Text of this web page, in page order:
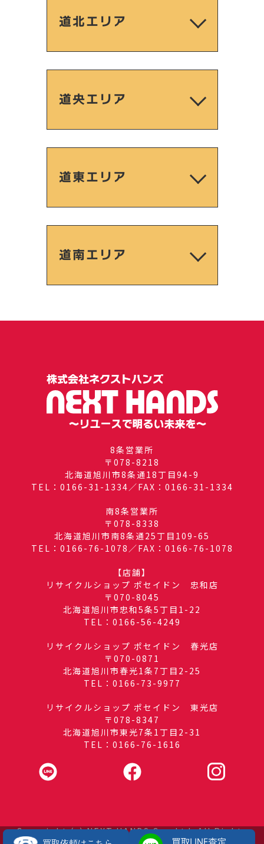
道北エリア
道央エリア
道東エリア
道南エリア
8条営業所
〒078-8218
北海道旭川市8条通18丁目94-9
TEL：0166-31-1334／FAX：0166-31-1334
南8条営業所
〒078-8338
北海道旭川市南8条通25丁目109-65
TEL：0166-76-1078／FAX：0166-76-1078
【店舗】
リサイクルショップ ポセイドン 忠和店
〒070-8045
北海道旭川市忠和5条5丁目1-22
TEL：0166-56-4249
リサイクルショップ ポセイドン 春光店
〒070-0871
北海道旭川市春光1条7丁目2-25
TEL：0166-73-9977
リサイクルショップ ポセイドン 東光店
〒078-8347
北海道旭川市東光7条1丁目2-31
TEL：0166-76-1616
Copyright (c) NEXT HANDS Co., Ltd. All Rights